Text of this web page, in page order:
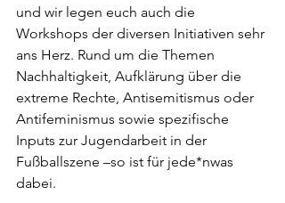
und wir legen euch auch die
Workshops der diversen Initiativen sehr
ans Herz. Rund um die Themen
Nachhaltigkeit, Aufklärung über die
extreme Rechte, Antisemitismus oder
Antifeminismus sowie spezifische
Inputs zur Jugendarbeit in der
Fußballszene –so ist für jede*nwas
dabei.